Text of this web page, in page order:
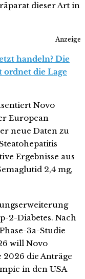
dieser Art in
Anzeige
handeln? Die
ordnet die Lage
Novo
European
neue Daten zu
Ergebnisse aus
2,4 mg,
2-Diabetes. Nach
3a-Studie
will Novo
die Anträge
in den USA